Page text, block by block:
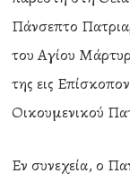
Πάνσεπτο
του Αγίου
της εις
Οικουμενικού
Εν συνεχεία, ο